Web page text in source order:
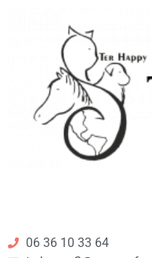
06 36 10 33 64